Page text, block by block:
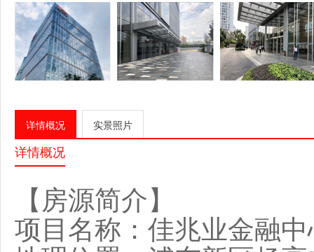
详情概况 实景照片
详情概况
【房源简介】
项目名称：佳兆业金融